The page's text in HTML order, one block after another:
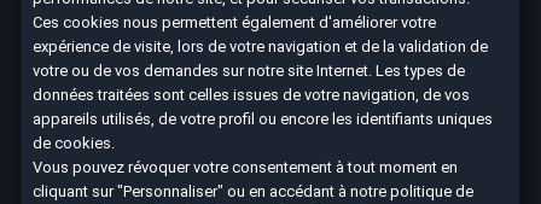
4.7
Ces cookies nous permettent également d'améliorer votre
expérience de visite, lors de votre navigation et de la validation de
votre ou de vos demandes sur notre site Internet. Les types de
données traitées sont celles issues de votre navigation, de vos
appareils utilisés, de votre profil ou encore les identifiants uniques
de cookies.
Vous pouvez révoquer votre consentement à tout moment en
cliquant sur "Personnaliser" ou en accédant à notrepolitique de